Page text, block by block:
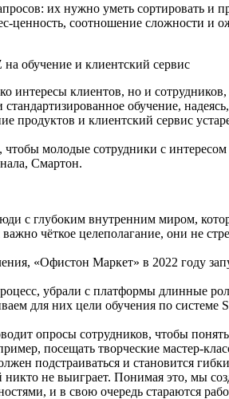
их нужно уметь сортировать
ценность, соотношение сложности и
обучение и клиентский сервис
интересы клиентов, но и
обучение,
продуктов и клиентский сервис
молодые сотрудники с
Смартон.
с глубоким внутренним миром,
чёткое целеполагание, они не
«Офистон Маркет» в 2022 году
убрали с платформы длинные
для них цели обучения по
опросы сотрудников, чтобы
посещать творческие мастер-
подстраиваться и становится
никто не выиграет. Понимая это, мы
и в свою очередь стараются